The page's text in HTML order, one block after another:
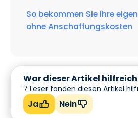
So bekommen Sie Ihre
ohne Anschaffungskosten
War dieser Artikel
7 Leser fanden diesen Artikel
Ja Nein